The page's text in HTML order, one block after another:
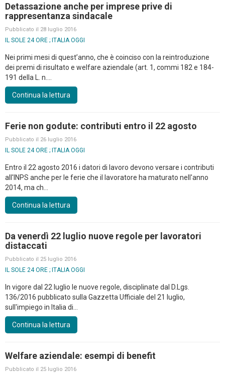
Detassazione anche per imprese prive di
rappresentanza sindacale
Pubblicato il 28 luglio 2016
IL SOLE 24 ORE ; ITALIA OGGI
Nei primi mesi di quest’anno, che è coinciso con la reintroduzione
dei premi di risultato e welfare aziendale (art. 1, commi 182 e 184-
191 della L. n....
Continua la lettura
Ferie non godute: contributi entro il 22 agosto
Pubblicato il 26 luglio 2016
IL SOLE 24 ORE ; ITALIA OGGI
Entro il 22 agosto 2016 i datori di lavoro devono versare i contributi
all'INPS anche per le ferie che il lavoratore ha maturato nell'anno
2014, ma ch...
Continua la lettura
Da venerdì 22 luglio nuove regole per lavoratori
distaccati
Pubblicato il 25 luglio 2016
IL SOLE 24 ORE ; ITALIA OGGI
In vigore dal 22 luglio le nuove regole, disciplinate dal D.Lgs.
136/2016 pubblicato sulla Gazzetta Ufficiale del 21 luglio,
sull'impiego in Italia di...
Continua la lettura
Welfare aziendale: esempi di benefit
Pubblicato il 25 luglio 2016